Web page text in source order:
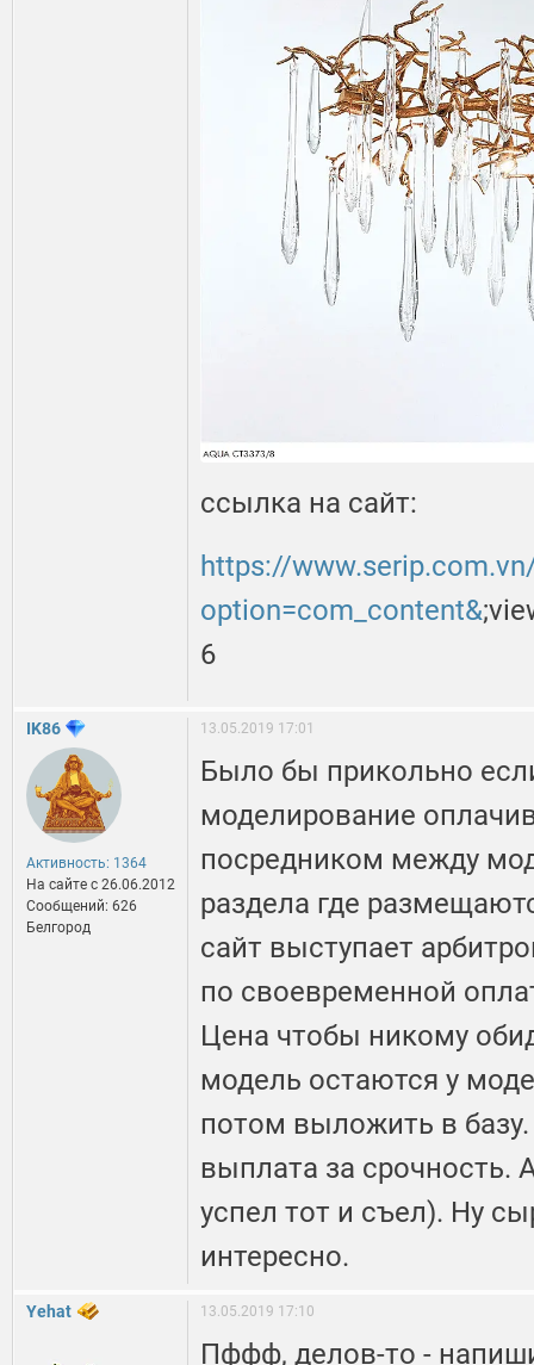
ссылка на сайт:
https://
option=com_content&
6
IK86
Активность: 1364
На сайте c 26.06.2012
Сообщений: 626
Белгород
13.05.2019 17:01
Было бы прикольно
моделирование
посредником между
раздела где
сайт выступает
по своевременной
Цена чтобы никому
модель остаются у
потом выложить в
выплата за срочность.
успел тот и съел). Ну
интересно.
Yehat 13.05.2019 17:10
Пффф, делов-то -